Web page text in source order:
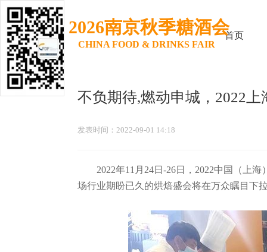
2026南京秋季糖酒会首页
CHINA FOOD & DRINKS FAIR
不负期待,燃动申城，2022
发表时间：2022-09-01 14:18
2022年11月24日-26日，2022中国（ 上海
场行业期盼已久的烘焙盛会将在万众瞩目下